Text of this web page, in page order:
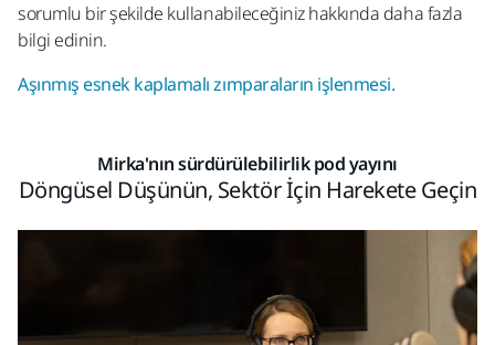
sorumlu bir şekilde kullanabileceğiniz hakkında daha fazla
bilgi edinin.​
Aşınmış esnek kaplamalı zımparaların işlenmesi.
Mirka'nın sürdürülebilirlik pod yayını
Döngüsel Düşünün, Sektör İçin Harekete Geçin​